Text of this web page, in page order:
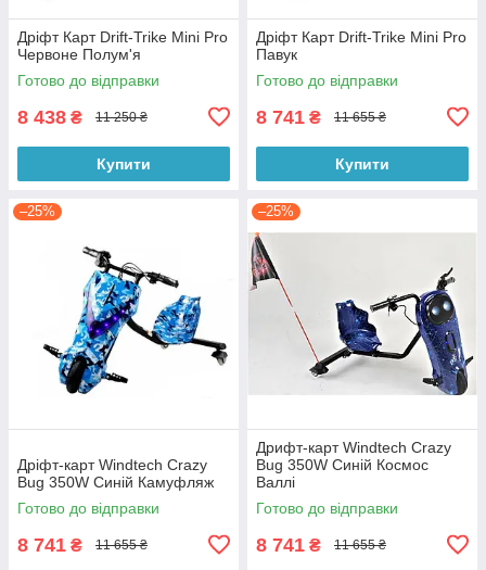
Дріфт Карт Drift-Trike Mini Pro
Червоне Полум'я
Готово до відправки
8 438 ₴ 11 250 ₴
Купити
Дріфт Карт Drift-Trike Mini Pro
Павук
Готово до відправки
8 741 ₴ 11 655 ₴
Купити
–25%
Дріфт-карт Windtech Crazy
Bug 350W Синій Камуфляж
Готово до відправки
8 741 ₴ 11 655 ₴
–25%
Дрифт-карт Windtech Crazy
Bug 350W Синій Космос
Валлі
Готово до відправки
8 741 ₴ 11 655 ₴